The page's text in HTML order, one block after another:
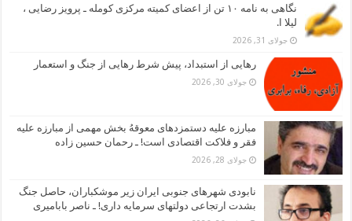
نگاهی به نامه ۱۰ تن از اعضای کمیته مرکزی کومله ـ پرویز رضایی ،
لیلا ا.
جولای 31, 2026
رهایی از استبداد، پیش شرط رهایی از جنگ و استعمار
جولای 30, 2026
مبارزه علیه دستمزدهای معوقهُ بخش مهمی از مبارزه علیه
فقر و فلاکت اقتصادی است! ـ رحمان حسین زاده
جولای 28, 2026
نابودی شهرهای جنوبی ایران زیر موشکباران، حاصل جنگ
بشدت ارتجاعی دولتهای سرمایه داری! ـ ناصر بابامیری